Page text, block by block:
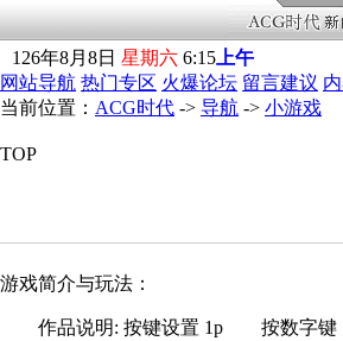
126年8月 8日 星期六 6:15 上午
网站导航 热门专区 火爆论坛 留言建议
当前位置： ACG时代 -> 导航 -> 小游戏
TOP
游戏简介与玩法：
作品说明: 按键设置 1p 按数字键